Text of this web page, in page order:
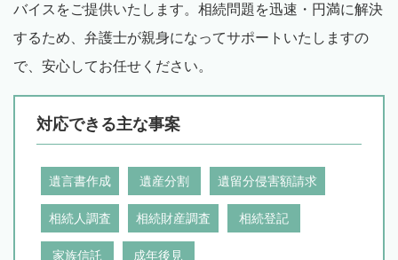
バイスをご提供いたします。相続問題を迅速・円満に解決
するため、弁護士が親身になってサポートいたしますの
で、安心してお任せください。
対応できる主な事案
遺言書作成 遺産分割 遺留分侵害額請求
相続人調査 相続財産調査 相続登記
家族信託 成年後見